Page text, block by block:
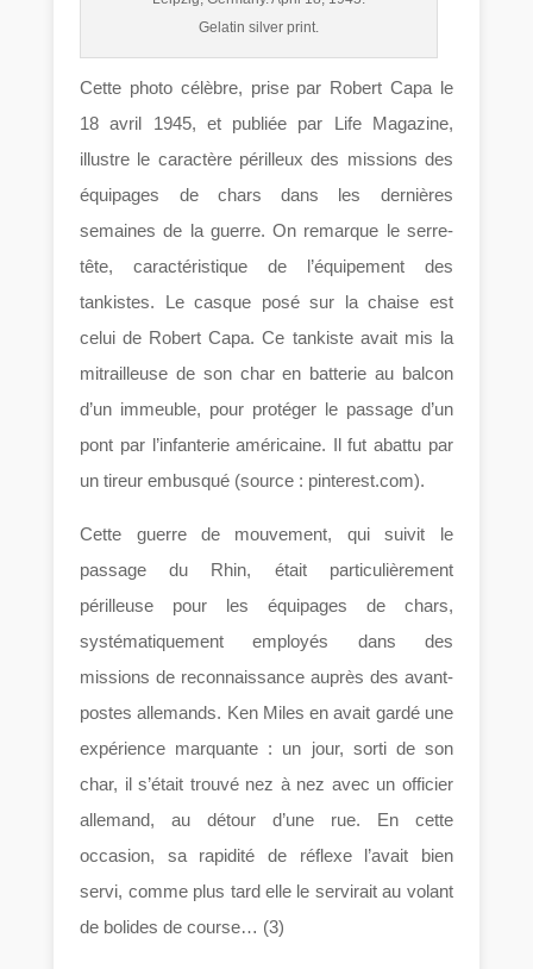
Gelatin silver print.
Cette photo célèbre, prise par Robert Capa le
18 avril 1945, et publiée par Life Magazine,
illustre le caractère périlleux des missions des
équipages de chars dans les dernières
semaines de la guerre. On remarque le serre-
tête, caractéristique de l’équipement des
tankistes. Le casque posé sur la chaise est
celui de Robert Capa. Ce tankiste avait mis la
mitrailleuse de son char en batterie au balcon
d’un immeuble, pour protéger le passage d’un
pont par l’infanterie américaine. Il fut abattu par
un tireur embusqué (source : pinterest.com).
Cette guerre de mouvement, qui suivit le
passage du Rhin, était particulièrement
périlleuse pour les équipages de chars,
systématiquement employés dans des
missions de reconnaissance auprès des avant-
postes allemands. Ken Miles en avait gardé une
expérience marquante : un jour, sorti de son
char, il s’était trouvé nez à nez avec un officier
allemand, au détour d’une rue. En cette
occasion, sa rapidité de réflexe l’avait bien
servi, comme plus tard elle le servirait au volant
de bolides de course… (3)